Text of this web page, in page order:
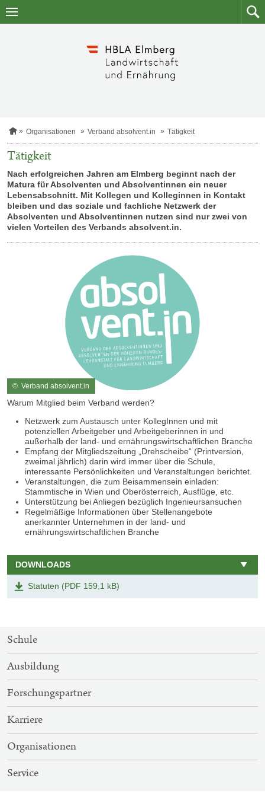
Zum
Zum
S
a
s
e
i
e
Organisationen Verband absolvent.in Tätigkeit
Tätigkeit
Nach erfolgreichen Jahren am Elmberg beginnt nach der
Matura für Absolventen und Absolventinnen ein neuer
Lebensabschnitt. Mit Kollegen und Kolleginnen in Kontakt
bleiben und das soziale und fachliche Netzwerk der
Absolventen und Absolventinnen nutzen sind nur zwei von
vielen Vorteilen des Verbands absolvent.in.
© Verband absolvent.in
Warum Mitglied beim Verband werden?
Netzwerk zum Austausch unter KollegInnen und mit
potenziellen Arbeitgeber und Arbeitgeberinnen in und
außerhalb der land- und ernährungswirtschaftlichen Branche
Empfang der Mitgliedszeitung „Drehscheibe“ (Printversion,
zweimal jährlich) darin wird immer über die Schule,
interessante Persönlichkeiten und Veranstaltungen berichtet.
Veranstaltungen, die zum Beisammensein einladen:
Stammtische in Wien und Oberösterreich, Ausflüge, etc.
Unterstützung bei Anliegen bezüglich Ingenieursansuchen
Regelmäßige Informationen über Stellenangebote
anerkannter Unternehmen in der land- und
ernährungswirtschaftlichen Branche
DOWNLOADS
Statuten (PDF 159,1 kB)
SITEMAP-
NAVIGATION
Schule
Ausbildung
Forschungspartner
Karriere
Organisationen
Service